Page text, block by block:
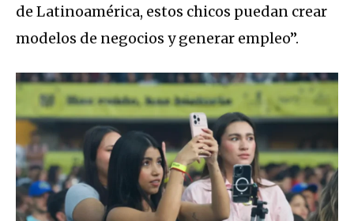
de Latinoamérica, estos chicos puedan crear
modelos de negocios y generar empleo”.